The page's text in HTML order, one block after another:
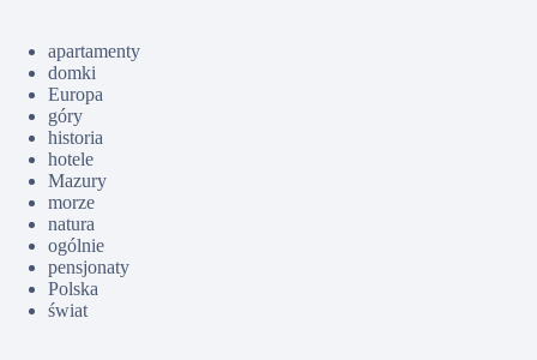
apartamenty
domki
Europa
góry
historia
hotele
Mazury
morze
natura
ogólnie
pensjonaty
Polska
świat